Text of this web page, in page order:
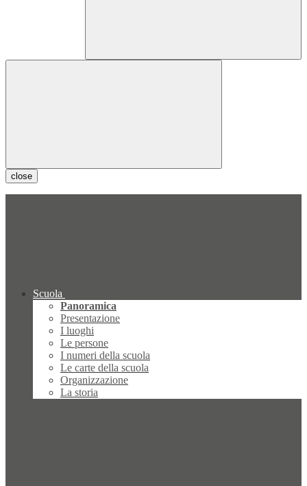
close
Scuola
Panoramica
Presentazione
I luoghi
Le persone
I numeri della scuola
Le carte della scuola
Organizzazione
La storia